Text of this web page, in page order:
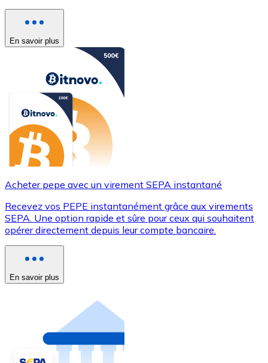
En savoir plus
Acheter pepe avec un virement SEPA instantané
Recevez vos PEPE instantanément grâce aux virements
SEPA. Une option rapide et sûre pour ceux qui souhaitent
opérer directement depuis leur compte bancaire.
En savoir plus